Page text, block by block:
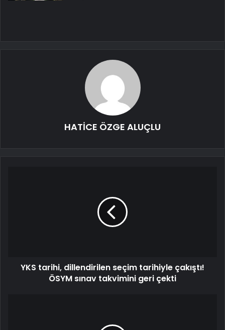
HATİCE ÖZGE ALUÇLU
YKS tarihi, dillendirilen seçim tarihiyle çakıştı!
ÖSYM sınav takvimini geri çekti